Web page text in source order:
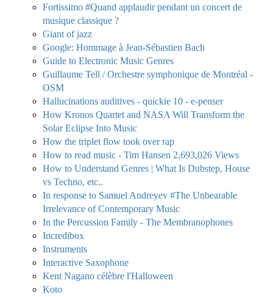
Fortissimo #Quand applaudir pendant un concert de
musique classique ?
Giant of jazz
Google: Hommage à Jean-Sébastien Bach
Guide to Electronic Music Genres
Guillaume Tell / Orchestre symphonique de Montréal -
OSM
Hallucinations auditives - quickie 10 - e-penser
How Kronos Quartet and NASA Will Transform the
Solar Eclipse Into Music
How the triplet flow took over rap
How to read music - Tim Hansen 2,693,026 Views
How to Understand Genres | What Is Dubstep, House
vs Techno, etc..
In response to Samuel Andreyev #The Unbearable
Irrelevance of Contemporary Music
In the Percussion Family - The Membranophones
Incredibox
Instruments
Interactive Saxophone
Kent Nagano célèbre l'Halloween
Koto